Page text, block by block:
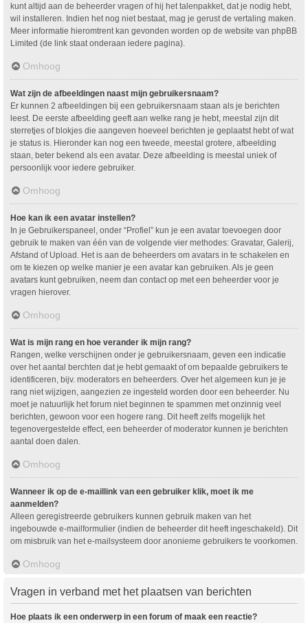
kunt altijd aan de beheerder vragen of hij het talenpakket, dat je nodig hebt,
wil installeren. Indien het nog niet bestaat, mag je gerust de vertaling maken.
Meer informatie hieromtrent kan gevonden worden op de website van phpBB
Limited (de link staat onderaan iedere pagina).
Omhoog
Wat zijn de afbeeldingen naast mijn gebruikersnaam?
Er kunnen 2 afbeeldingen bij een gebruikersnaam staan als je berichten
leest. De eerste afbeelding geeft aan welke rang je hebt, meestal zijn dit
sterretjes of blokjes die aangeven hoeveel berichten je geplaatst hebt of wat
je status is. Hieronder kan nog een tweede, meestal grotere, afbeelding
staan, beter bekend als een avatar. Deze afbeelding is meestal uniek of
persoonlijk voor iedere gebruiker.
Omhoog
Hoe kan ik een avatar instellen?
In je Gebruikerspaneel, onder “Profiel” kun je een avatar toevoegen door
gebruik te maken van één van de volgende vier methodes: Gravatar, Galerij,
Afstand of Upload. Het is aan de beheerders om avatars in te schakelen en
om te kiezen op welke manier je een avatar kan gebruiken. Als je geen
avatars kunt gebruiken, neem dan contact op met een beheerder voor je
vragen hierover.
Omhoog
Wat is mijn rang en hoe verander ik mijn rang?
Rangen, welke verschijnen onder je gebruikersnaam, geven een indicatie
over het aantal berchten dat je hebt gemaakt of om bepaalde gebruikers te
identificeren, bijv. moderators en beheerders. Over het algemeen kun je je
rang niet wijzigen, aangezien ze ingesteld worden door een beheerder. Nu
moet je natuurlijk het forum niet beginnen te spammen met onzinnig veel
berichten, gewoon voor een hogere rang. Dit heeft zelfs mogelijk het
tegenovergestelde effect, een beheerder of moderator kunnen je berichten
aantal doen dalen.
Omhoog
Wanneer ik op de e-maillink van een gebruiker klik, moet ik me
aanmelden?
Alleen geregistreerde gebruikers kunnen gebruik maken van het
ingebouwde e-mailformulier (indien de beheerder dit heeft ingeschakeld). Dit
om misbruik van het e-mailsysteem door anonieme gebruikers te voorkomen.
Omhoog
Vragen in verband met het plaatsen van berichten
Hoe plaats ik een onderwerp in een forum of maak een reactie?